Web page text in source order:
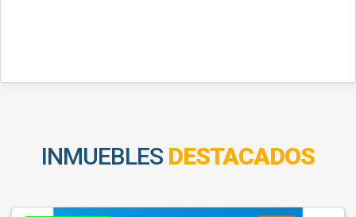
INMUEBLES DESTACADOS